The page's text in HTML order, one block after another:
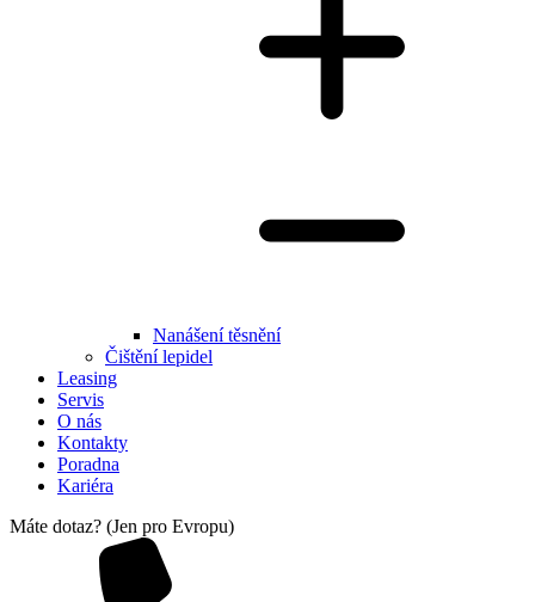
Nanášení těsnění
Čištění lepidel
Leasing
Servis
O nás
Kontakty
Poradna
Kariéra
Máte dotaz? (Jen pro Evropu)